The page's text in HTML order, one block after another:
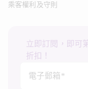
乘客權利及守則
立即訂閱，即可
折扣！
電子郵箱*